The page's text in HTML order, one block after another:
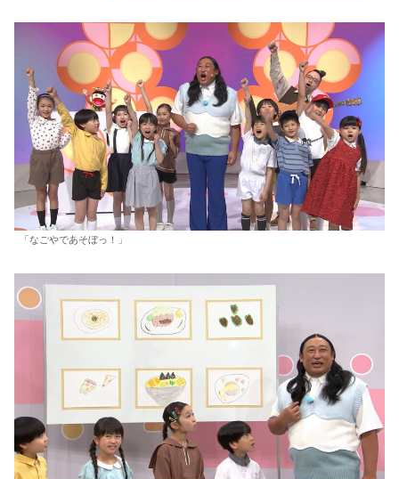
「なごやであそぼっ！」